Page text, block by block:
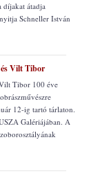
díjakat átadja
Schneller István
Vilt Tibor
Tibor 100 éve
12-ig tartó tárlaton.
Galériájában. A